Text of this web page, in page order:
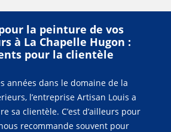
la peinture de vos
à La Chapelle Hugon :
pour la clientèle
années dans le domaine de la
l’entreprise Artisan Louis a
sa clientèle. C’est d’ailleurs pour
recommande souvent pour